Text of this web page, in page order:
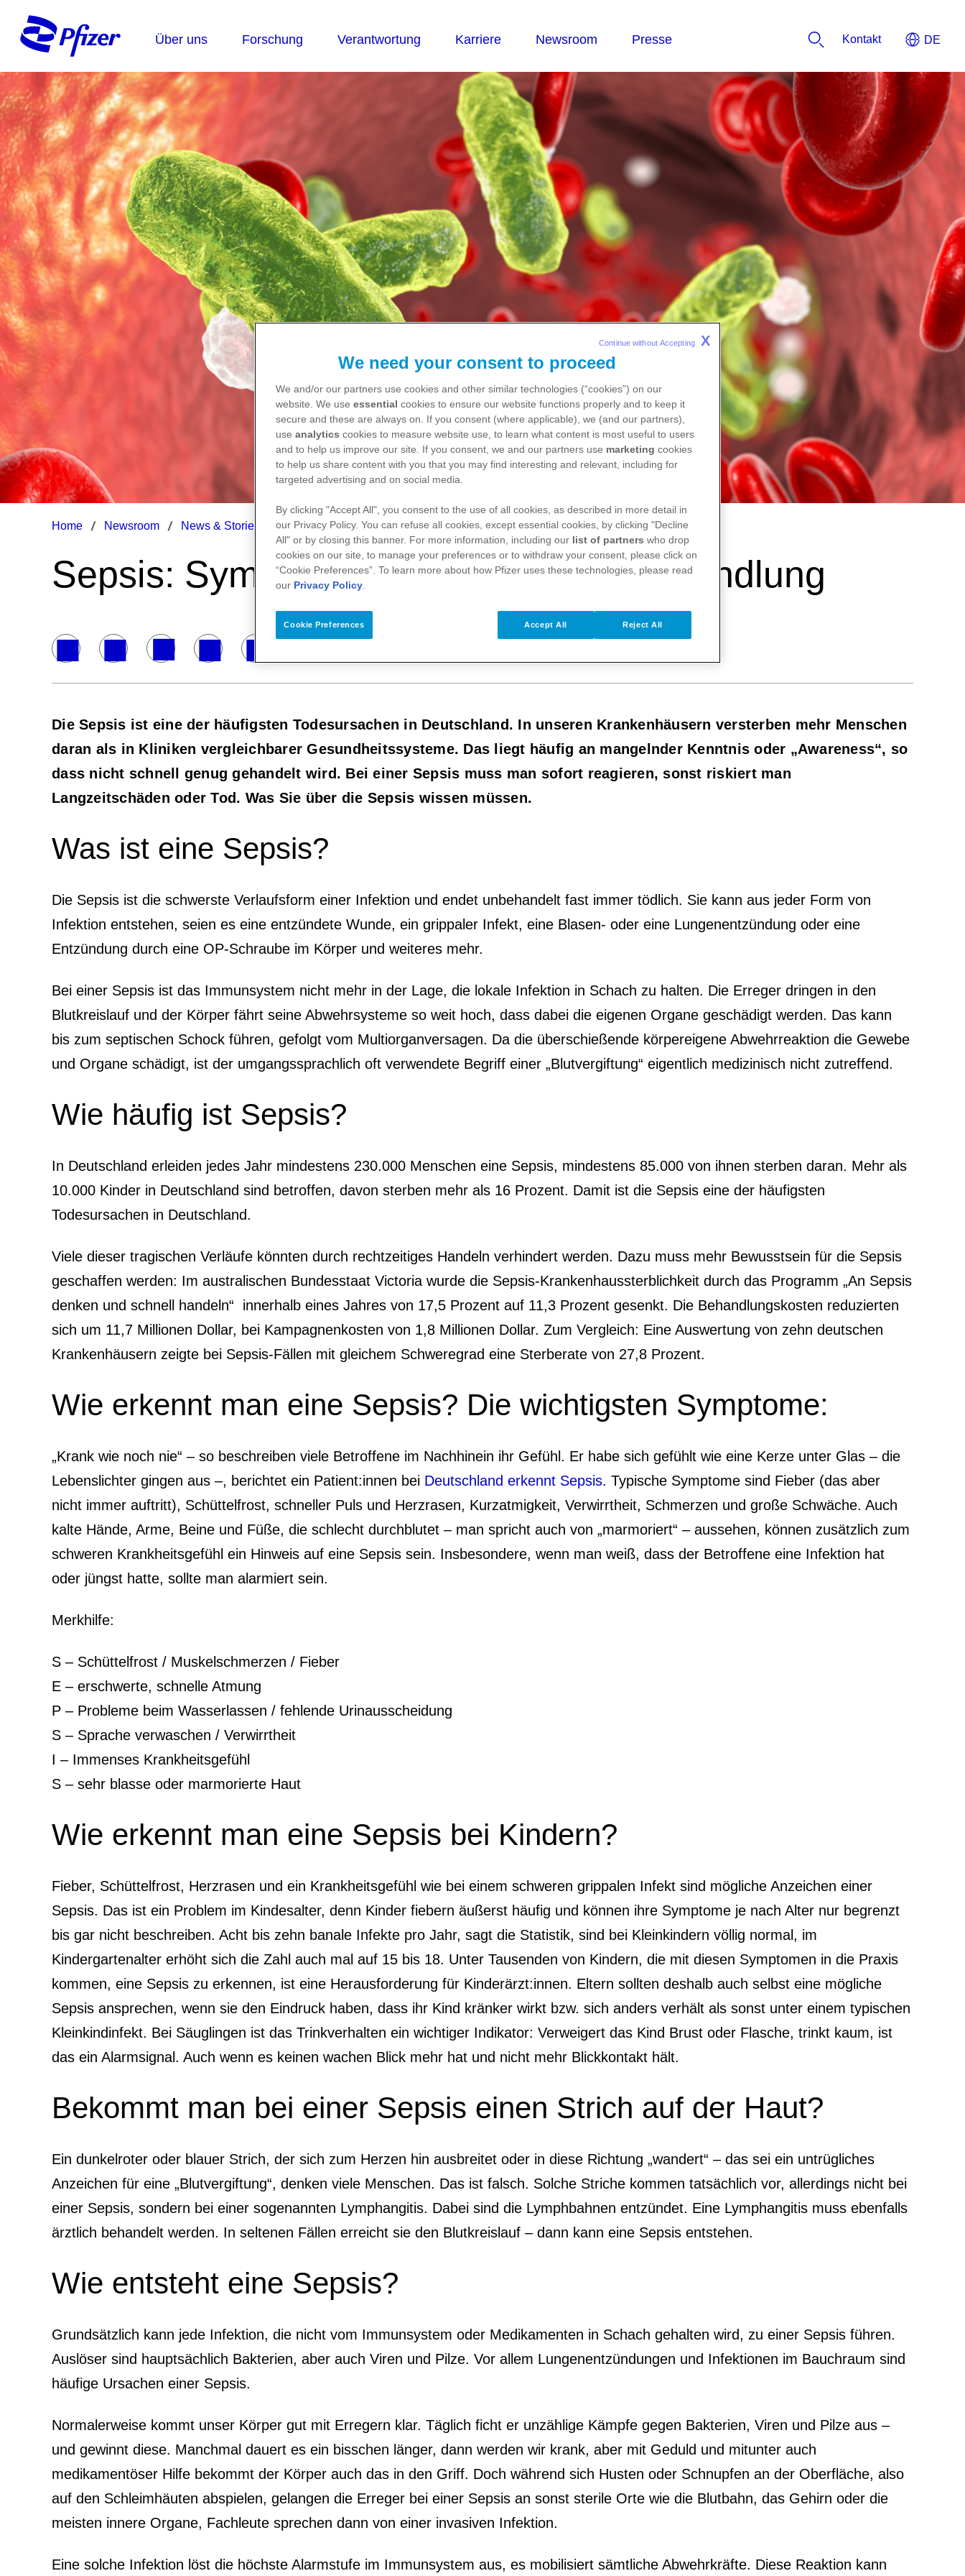
Kontakt
Home Newsroom News & Stories Sepsis: Symptome, Ursachen und Behandlung
Sepsis: Symptome, Ursachen und Behandlung
Die Sepsis ist eine der häufigsten Todesursachen in Deutschland. In unseren Krankenhäusern versterben mehr Menschen
daran als in Kliniken vergleichbarer Gesundheitssysteme. Das liegt häufig an mangelnder Kenntnis oder „Awareness“, so
dass nicht schnell genug gehandelt wird. Bei einer Sepsis muss man sofort reagieren, sonst riskiert man
Langzeitschäden oder Tod. Was Sie über die Sepsis wissen müssen.
Was ist eine Sepsis?
Die Sepsis ist die schwerste Verlaufsform einer Infektion und endet unbehandelt fast immer tödlich. Sie kann aus jeder Form von
Infektion entstehen, seien es eine entzündete Wunde, ein grippaler Infekt, eine Blasen- oder eine Lungenentzündung oder eine
Entzündung durch eine OP-Schraube im Körper und weiteres mehr.
Bei einer Sepsis ist das Immunsystem nicht mehr in der Lage, die lokale Infektion in Schach zu halten. Die Erreger dringen in den
Blutkreislauf und der Körper fährt seine Abwehrsysteme so weit hoch, dass dabei die eigenen Organe geschädigt werden. Das kann
bis zum septischen Schock führen, gefolgt vom Multiorganversagen. Da die überschießende körpereigene Abwehrreaktion die Gewebe
und Organe schädigt, ist der umgangssprachlich oft verwendete Begriff einer „Blutvergiftung“ eigentlich medizinisch nicht zutreffend.
Wie häufig ist Sepsis?
In Deutschland erleiden jedes Jahr mindestens 230.000 Menschen eine Sepsis, mindestens 85.000 von ihnen sterben daran. Mehr als
10.000 Kinder in Deutschland sind betroffen, davon sterben mehr als 16 Prozent. Damit ist die Sepsis eine der häufigsten
Todesursachen in Deutschland.
Viele dieser tragischen Verläufe könnten durch rechtzeitiges Handeln verhindert werden. Dazu muss mehr Bewusstsein für die Sepsis
geschaffen werden: Im australischen Bundesstaat Victoria wurde die Sepsis-Krankenhaussterblichkeit durch das Programm „An Sepsis
denken und schnell handeln“ innerhalb eines Jahres von 17,5 Prozent auf 11,3 Prozent gesenkt. Die Behandlungskosten reduzierten
sich um 11,7 Millionen Dollar, bei Kampagnenkosten von 1,8 Millionen Dollar. Zum Vergleich: Eine Auswertung von zehn deutschen
Krankenhäusern zeigte bei Sepsis-Fällen mit gleichem Schweregrad eine Sterberate von 27,8 Prozent.
Wie erkennt man eine Sepsis? Die wichtigsten Symptome:
„Krank wie noch nie“ – so beschreiben viele Betroffene im Nachhinein ihr Gefühl. Er habe sich gefühlt wie eine Kerze unter Glas – die
Lebenslichter gingen aus –, berichtet ein Patient:innen bei Deutschland erkennt Sepsis. Typische Symptome sind Fieber (das aber
nicht immer auftritt), Schüttelfrost, schneller Puls und Herzrasen, Kurzatmigkeit, Verwirrtheit, Schmerzen und große Schwäche. Auch
kalte Hände, Arme, Beine und Füße, die schlecht durchblutet – man spricht auch von „marmoriert“ – aussehen, können zusätzlich zum
schweren Krankheitsgefühl ein Hinweis auf eine Sepsis sein. Insbesondere, wenn man weiß, dass der Betroffene eine Infektion hat
oder jüngst hatte, sollte man alarmiert sein.
Merkhilfe:
S – Schüttelfrost / Muskelschmerzen / Fieber
E – erschwerte, schnelle Atmung
P – Probleme beim Wasserlassen / fehlende Urinausscheidung
S – Sprache verwaschen / Verwirrtheit
I – Immenses Krankheitsgefühl
S – sehr blasse oder marmorierte Haut
Wie erkennt man eine Sepsis bei Kindern?
Fieber, Schüttelfrost, Herzrasen und ein Krankheitsgefühl wie bei einem schweren grippalen Infekt sind mögliche Anzeichen einer
Sepsis. Das ist ein Problem im Kindesalter, denn Kinder fiebern äußerst häufig und können ihre Symptome je nach Alter nur begrenzt
bis gar nicht beschreiben. Acht bis zehn banale Infekte pro Jahr, sagt die Statistik, sind bei Kleinkindern völlig normal, im
Kindergartenalter erhöht sich die Zahl auch mal auf 15 bis 18. Unter Tausenden von Kindern, die mit diesen Symptomen in die Praxis
kommen, eine Sepsis zu erkennen, ist eine Herausforderung für Kinderärzt:innen. Eltern sollten deshalb auch selbst eine mögliche
Sepsis ansprechen, wenn sie den Eindruck haben, dass ihr Kind kränker wirkt bzw. sich anders verhält als sonst unter einem typischen
Kleinkindinfekt. Bei Säuglingen ist das Trinkverhalten ein wichtiger Indikator: Verweigert das Kind Brust oder Flasche, trinkt kaum, ist
das ein Alarmsignal. Auch wenn es keinen wachen Blick mehr hat und nicht mehr Blickkontakt hält.
Bekommt man bei einer Sepsis einen Strich auf der Haut?
Ein dunkelroter oder blauer Strich, der sich zum Herzen hin ausbreitet oder in diese Richtung „wandert“ – das sei ein untrügliches
Anzeichen für eine „Blutvergiftung“, denken viele Menschen. Das ist falsch. Solche Striche kommen tatsächlich vor, allerdings nicht bei
einer Sepsis, sondern bei einer sogenannten Lymphangitis. Dabei sind die Lymphbahnen entzündet. Eine Lymphangitis muss ebenfalls
ärztlich behandelt werden. In seltenen Fällen erreicht sie den Blutkreislauf – dann kann eine Sepsis entstehen.
Wie entsteht eine Sepsis?
Grundsätzlich kann jede Infektion, die nicht vom Immunsystem oder Medikamenten in Schach gehalten wird, zu einer Sepsis führen.
Auslöser sind hauptsächlich Bakterien, aber auch Viren und Pilze. Vor allem Lungenentzündungen und Infektionen im Bauchraum sind
häufige Ursachen einer Sepsis.
Normalerweise kommt unser Körper gut mit Erregern klar. Täglich ficht er unzählige Kämpfe gegen Bakterien, Viren und Pilze aus –
und gewinnt diese. Manchmal dauert es ein bisschen länger, dann werden wir krank, aber mit Geduld und mitunter auch
medikamentöser Hilfe bekommt der Körper auch das in den Griff. Doch während sich Husten oder Schnupfen an der Oberfläche, also
auf den Schleimhäuten abspielen, gelangen die Erreger bei einer Sepsis an sonst sterile Orte wie die Blutbahn, das Gehirn oder die
meisten innere Organe, Fachleute sprechen dann von einer invasiven Infektion.
Eine solche Infektion löst die höchste Alarmstufe im Immunsystem aus, es mobilisiert sämtliche Abwehrkräfte. Diese Reaktion kann
We need your consent to proceed
We and/or our partners use cookies and other similar technologies (“cookies”) on our
website. We use essential cookies to ensure our website functions properly and to keep it
secure and these are always on. If you consent (where applicable), we (and our partners),
use analytics cookies to measure website use, to learn what content is most useful to users
and to help us improve our site. If you consent, we and our partners use marketing cookies
to help us share content with you that you may find interesting and relevant, including for
targeted advertising and on social media.
By clicking "Accept All", you consent to the use of all cookies, as described in more detail in
our Privacy Policy. You can refuse all cookies, except essential cookies, by clicking "Decline
All" or by closing this banner. For more information, including our list of partners who drop
cookies on our site, to manage your preferences or to withdraw your consent, please click on
“Cookie Preferences”. To learn more about how Pfizer uses these technologies, please read
our Privacy Policy
Cookie Preferences Reject All
Accept All
Continue without Accepting X